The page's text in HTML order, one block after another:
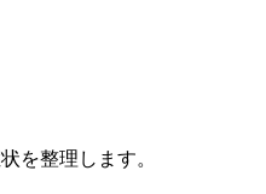
を整理します。